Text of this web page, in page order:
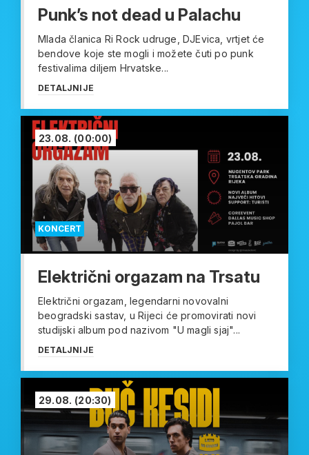
Punk’s not dead u Palachu
Mlada članica Ri Rock udruge, DJEvica, vrtjet će
bendove koje ste mogli i možete čuti po punk
festivalima diljem Hrvatske...
DETALJNIJE
KONCERT
23.08. (00:00)
Električni orgazam na Trsatu
Električni orgazam, legendarni novovalni
beogradski sastav, u Rijeci će promovirati novi
studijski album pod nazivom "U magli sjaj"...
DETALJNIJE
29.08. (20:30)